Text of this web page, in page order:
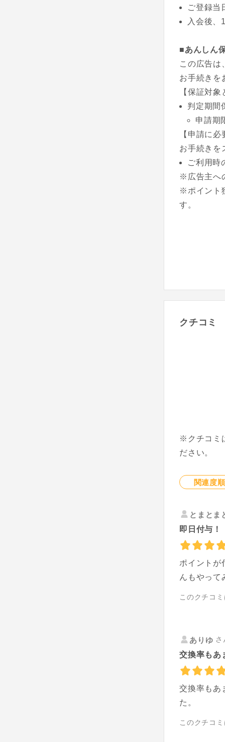
ご登録当
入会後、
■あんしん
この広告は
お手続きを
【保証対
判定期間
申請期
【申請に
お手続きを
ご利用時
※広告主へ
※ポイント
す。
クチコミ
※クチコミ
ださい。
関連度順
とまとま
即日付与！
ポイントが
んもやって
このクチコ
ありゆ
交換率もあ
交換率もあ
た。
このクチコ